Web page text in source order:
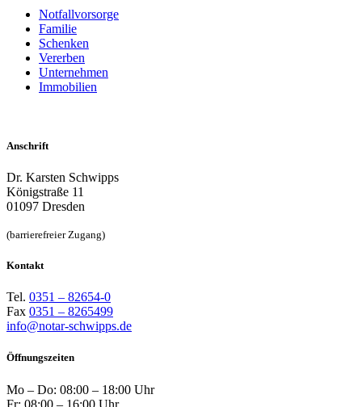
Notfallvorsorge
Familie
Schenken
Vererben
Unternehmen
Immobilien
Anschrift
Dr. Karsten Schwipps
Königstraße 11
01097 Dresden
(barrierefreier Zugang)
Kontakt
Tel. 0351 – 82654-0
Fax 0351 – 8265499
info@notar-schwipps.de
Öffnungszeiten
Mo – Do: 08:00 – 18:00 Uhr
Fr: 08:00 – 16:00 Uhr